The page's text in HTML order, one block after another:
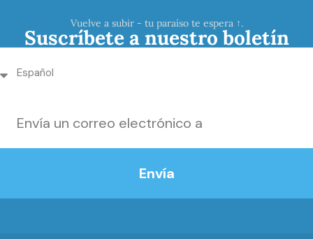
Vuelve a subir - tu paraíso te espera ↑.
Suscríbete a nuestro boletín
Envía